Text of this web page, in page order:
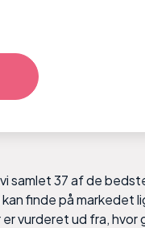
samlet 37 af de
finde på markedet
vurderet ud fra, hvor